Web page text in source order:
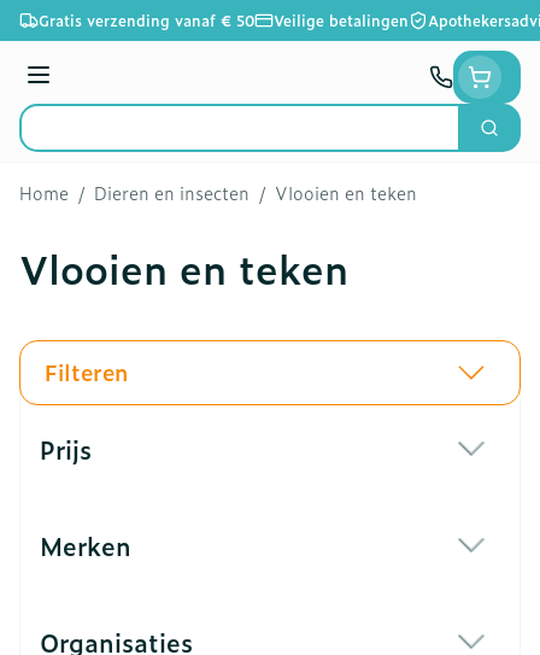
Ga naar de inhoud
Gratis verzending vanaf € 50 Veilige betalingen
Menu
Product, merk, categorie...
Zoek
Home / Dieren en insecten / Vlooien en teken
Vlooien en teken
Filteren
Prijs
Merken
Organisaties